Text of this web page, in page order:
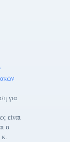
για
είναι
ο
κ.